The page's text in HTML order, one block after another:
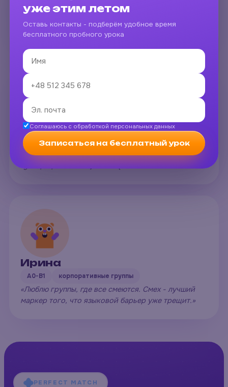
A2-B1 польский для работы
на реальных кейсах моих учеников.»
Марта
native speaker разговорные клубы
«Prowadzę kluby konwersacyjne - u mnie mówisz
Ирина
A0-B1 корпоративные группы
«Люблю группы, где все смеются. Смех - лучший
маркер того, что языковой барьер уже трещит.»
PERFECT MATCH
уже этим летом
Оставь контакты - подберём удобное время
бесплатного пробного урока
Соглашаюсь с обработкой персональных данных
Записаться на бесплатный урок